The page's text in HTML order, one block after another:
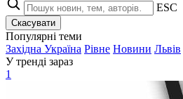
ESC
Скасувати
Популярні теми
Західна Україна Рівне Новини Львів
У тренді зараз
1